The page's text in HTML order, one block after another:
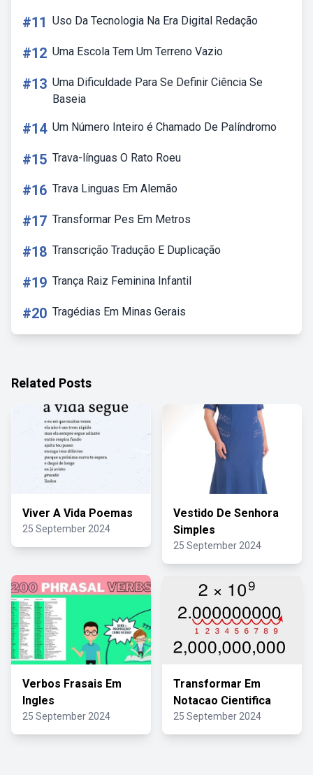
#11 Uso Da Tecnologia Na Era Digital Redação
#12 Uma Escola Tem Um Terreno Vazio
#13 Uma Dificuldade Para Se Definir Ciência Se
Baseia
#14 Um Número Inteiro é Chamado De Palíndromo
#15 Trava-línguas O Rato Roeu
#16 Trava Linguas Em Alemão
#17 Transformar Pes Em Metros
#18 Transcrição Tradução E Duplicação
#19 Trança Raiz Feminina Infantil
#20 Tragédias Em Minas Gerais
Related Posts
Viver A Vida Poemas
25 September 2024
Vestido De Senhora
Simples
25 September 2024
Verbos Frasais Em
Ingles
25 September 2024
Transformar Em
Notacao Cientifica
25 September 2024